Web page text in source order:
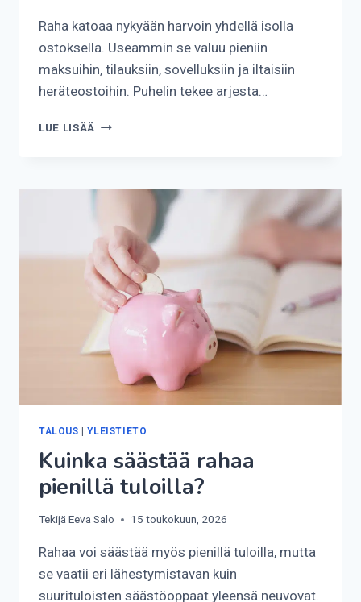
Raha katoaa nykyään harvoin yhdellä isolla
ostoksella. Useammin se valuu pieniin
maksuihin, tilauksiin, sovelluksiin ja iltaisiin
heräteostoihin. Puhelin tekee arjesta…
LUE LISÄÄ KUINKA
DIGITAALISELLA
AIKAKAUDELLA
TALOUS |YLEISTIETO
Kuinka säästää rahaa
pienillä tuloilla?
Tekijä Eeva Salo 15 toukokuun, 2026
Rahaa voi säästää myös pienillä tuloilla, mutta
se vaatii eri lähestymistavan kuin
suurituloisten säästöoppaat yleensä neuvovat.